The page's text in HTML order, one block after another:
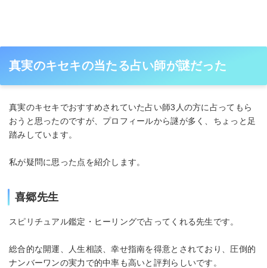
真実のキセキの当たる占い師が謎だった
真実のキセキでおすすめされていた占い師3人の方に占ってもら
おうと思ったのですが、プロフィールから謎が多く、ちょっと足
踏みしています。
私が疑問に思った点を紹介します。
喜郷先生
スピリチュアル鑑定・ヒーリングで占ってくれる先生です。
総合的な開運、人生相談、幸せ指南を得意とされており、圧倒的
ナンバーワンの実力で的中率も高いと評判らしいです。